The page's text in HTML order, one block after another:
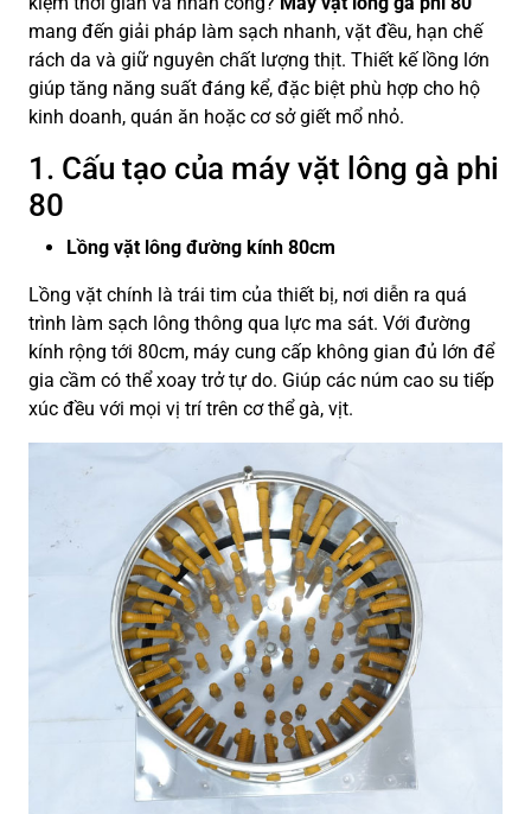
mang đến giải pháp làm sạch nhanh, vặt đều, hạn chế
rách da và giữ nguyên chất lượng thịt. Thiết kế lồng lớn
giúp tăng năng suất đáng kể, đặc biệt phù hợp cho hộ
kinh doanh, quán ăn hoặc cơ sở giết mổ nhỏ.
1. Cấu tạo của máy vặt lông gà phi
80
Lồng vặt lông đường kính 80cm
Lồng vặt chính là trái tim của thiết bị, nơi diễn ra quá
trình làm sạch lông thông qua lực ma sát. Với đường
kính rộng tới 80cm, máy cung cấp không gian đủ lớn để
gia cầm có thể xoay trở tự do. Giúp các núm cao su tiếp
xúc đều với mọi vị trí trên cơ thể gà, vịt.